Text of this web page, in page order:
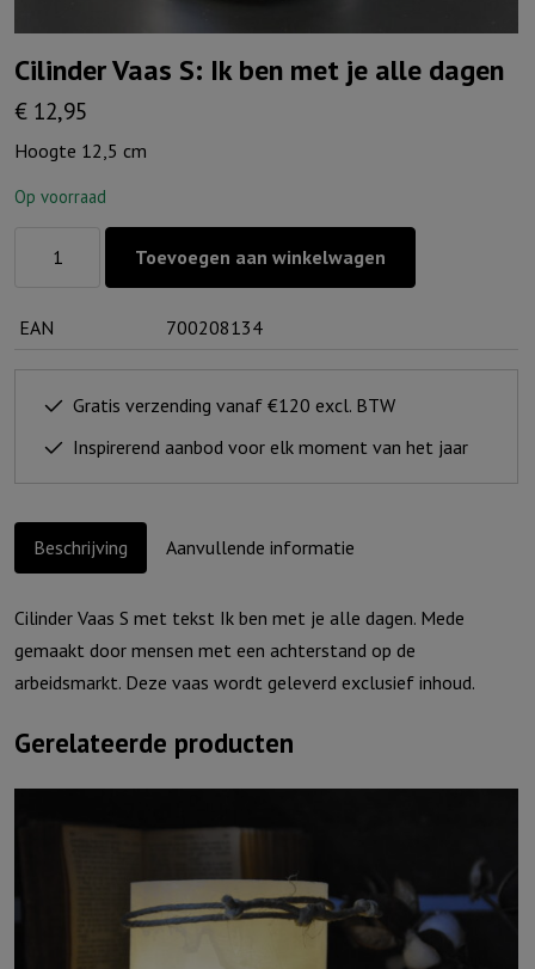
Cilinder Vaas S: Ik ben met je alle dagen
€ 12,95
Hoogte 12,5 cm
Op voorraad
Ik
ben
met
aantal
Toevoegen aan winkelwagen
EAN 700208134
Gratis verzending vanaf €120 excl. BTW
Inspirerend aanbod voor elk moment van het jaar
Beschrijving Aanvullende informatie
Cilinder Vaas S met tekst Ik ben met je alle dagen. Mede
gemaakt door mensen met een achterstand op de
arbeidsmarkt. Deze vaas wordt geleverd exclusief inhoud.
Gerelateerde producten